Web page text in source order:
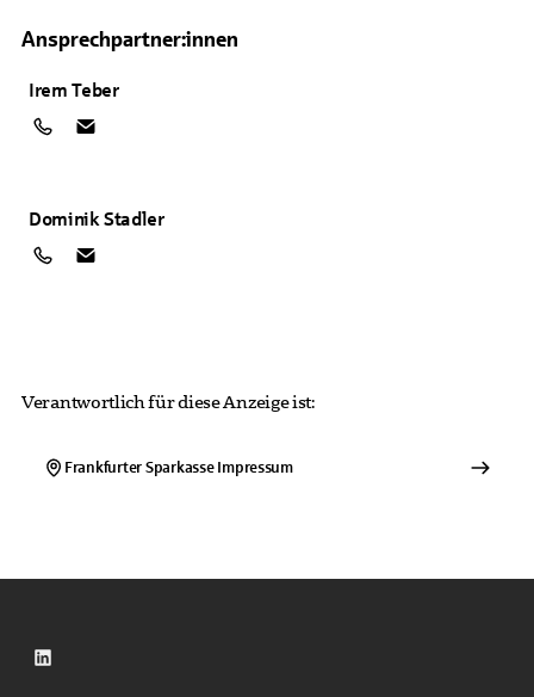
Ansprechpartner:innen
Irem Teber
Dominik Stadler
Verantwortlich für diese Anzeige ist:
Frankfurter SparkasseImpressum
LinkedIn